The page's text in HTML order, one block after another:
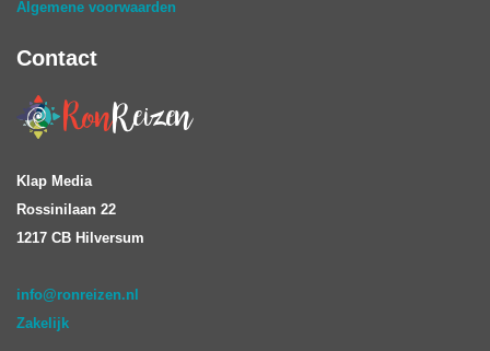
Algemene voorwaarden
Contact
Klap Media
Rossinilaan 22
1217 CB Hilversum
info@ronreizen.nl
Zakelijk